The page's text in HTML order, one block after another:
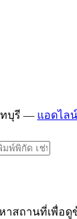
ทบุรี — แอดไล
สถานที่เพื่อดู